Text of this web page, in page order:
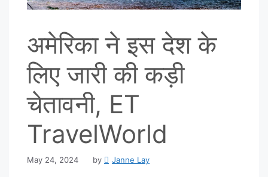
अमेरिका ने इस देश के
लिए जारी की कड़ी
चेतावनी, ET
TravelWorld
May 24, 2024 by Janne Lay